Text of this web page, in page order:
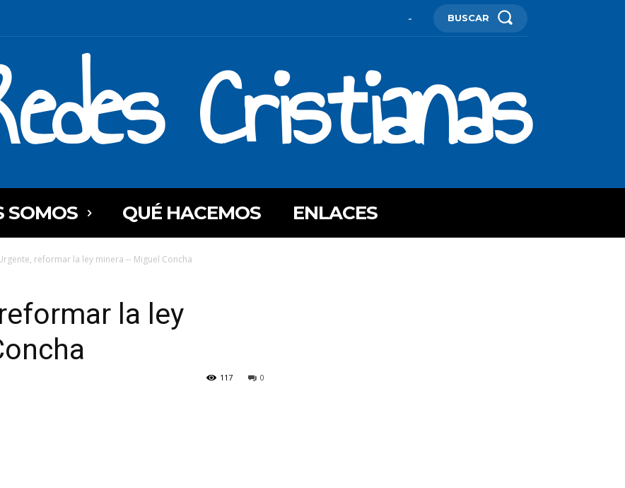
- BUSCAR
Cristianas
SOMOS QUÉ HACEMOS ENLACES
reformar la ley minera -- Miguel Concha
la ley
0
117